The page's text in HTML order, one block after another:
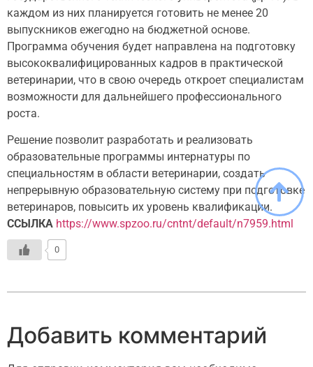
каждом из них планируется готовить не менее 20
выпускников ежегодно на бюджетной основе.
Программа обучения будет направлена на подготовку
высококвалифицированных кадров в практической
ветеринарии, что в свою очередь откроет специалистам
возможности для дальнейшего профессионального
роста.
Решение позволит разработать и реализовать
образовательные программы интернатуры по
специальностям в области ветеринарии, создать
непрерывную образовательную систему при подготовке
ветеринаров, повысить их уровень квалификации.
ССЫЛКА https://www.spzoo.ru/cntnt/default/n7959.html
0
Добавить комментарий